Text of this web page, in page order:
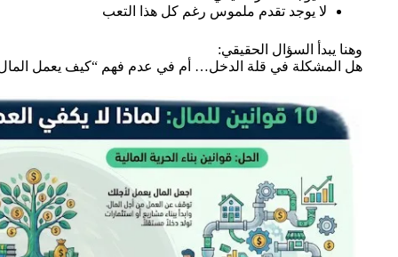
لا يوجد تقدم ملموس رغم كل هذا التعب
وهنا يبدأ السؤال الحقيقي:
هل المشكلة في قلة الدخل… أم في عدم فهم “كيف يعمل